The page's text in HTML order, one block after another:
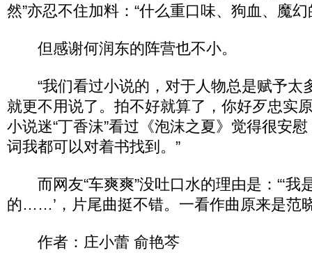
然”亦忍不住加料：“什么重口味、狗血、魔
但感谢何润东的阵营也不小。
“我们看过小说的，对于人物总是赋予太
就更不用说了。拍不好就算了，你好歹忠实
小说迷“丁香沫”看过《泡沫之夏》觉得很安
词我都可以对着书找到。”
而网友“车爽爽”没吐口水的理由是：“‘我
的……’，片尾曲挺不错。一看作曲原来是范
作者：庄小蕾 俞艳芩